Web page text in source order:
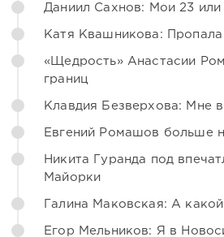
Даниил Сахнов: Мои 23 или
Катя Квашникова: Пропала
«Щедрость» Анастасии
границ
Клавдия Безверхова: Мне
Евгений Ромашов больше
Никита Гуранда под
Майорки
Галина Маковская: А
Егор Мельников: Я в